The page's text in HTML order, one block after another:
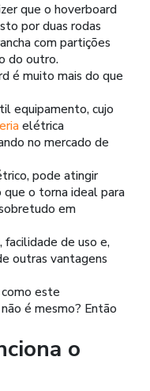
que o hoverboard
por duas rodas
com partições
do outro.
é muito mais do que
equipamento, cujo
elétrica
no mercado de
pode atingir
o torna ideal para
em
de uso e,
outras vantagens
este
é mesmo? Então
o